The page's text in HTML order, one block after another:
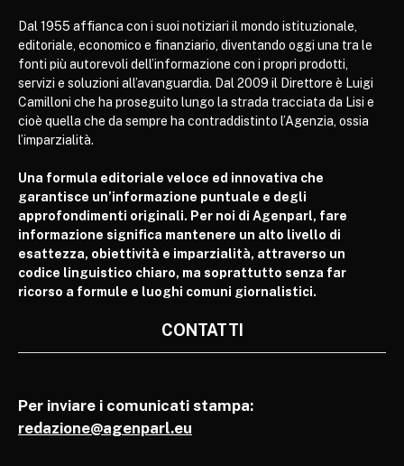
Dal 1955 affianca con i suoi notiziari il mondo istituzionale,
editoriale, economico e finanziario, diventando oggi una tra le
fonti più autorevoli dell’informazione con i propri prodotti,
servizi e soluzioni all’avanguardia. Dal 2009 il Direttore è Luigi
Camilloni che ha proseguito lungo la strada tracciata da Lisi e
cioè quella che da sempre ha contraddistinto l’Agenzia, ossia
l’imparzialità.
Una formula editoriale veloce ed innovativa che
garantisce un’informazione puntuale e degli
approfondimenti originali. Per noi di Agenparl, fare
informazione significa mantenere un alto livello di
esattezza, obiettività e imparzialità, attraverso un
codice linguistico chiaro, ma soprattutto senza far
ricorso a formule e luoghi comuni giornalistici.
CONTATTI
Per inviare i comunicati stampa:
redazione@agenparl.eu